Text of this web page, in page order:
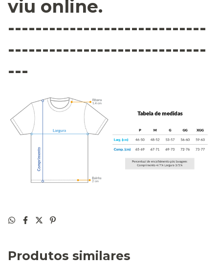
viu online.
-----------------------------
-----------------------------
---
Produtos similares